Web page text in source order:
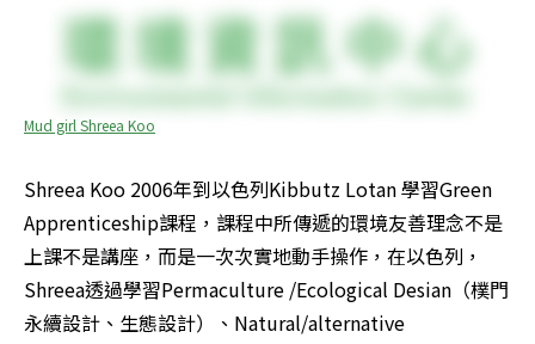
Mud girl Shreea Koo
Shreea Koo 2006年到以色列Kibbutz Lotan 學習Green
Apprenticeship課程，課程中所傳遞的環境友善理念不是
上課不是講座，而是一次次實地動手操作，在以色列，
Shreea透過學習Permaculture /Ecological Desian（樸門
永續設計、生態設計）、Natural/alternative